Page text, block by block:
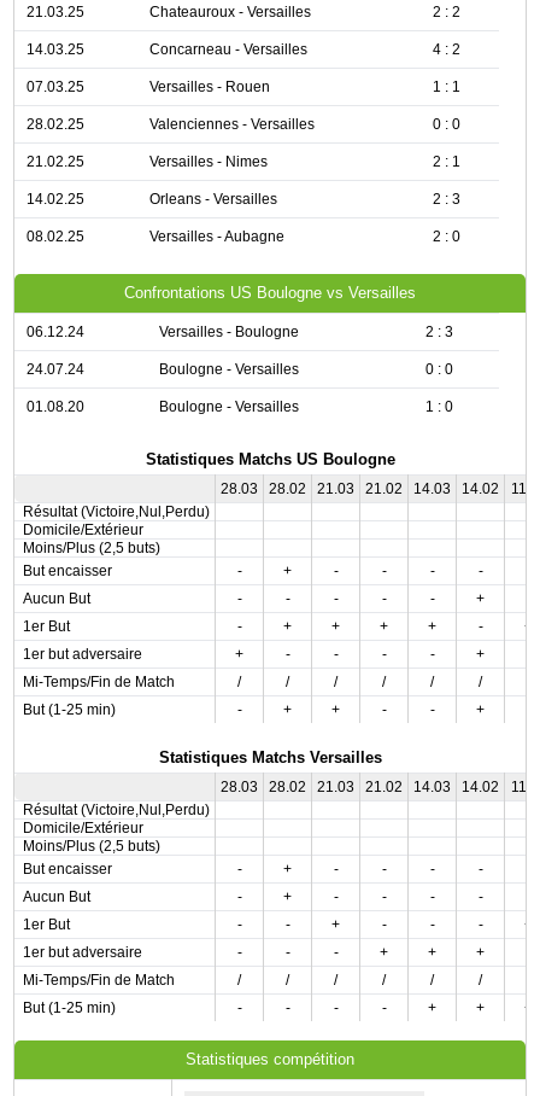
21.03.25 Chateauroux - Versailles 2 : 2
14.03.25 Concarneau - Versailles 4 : 2
07.03.25 Versailles - Rouen 1 : 1
28.02.25 Valenciennes - Versailles 0 : 0
21.02.25 Versailles - Nimes 2 : 1
14.02.25 Orleans - Versailles 2 : 3
08.02.25 Versailles - Aubagne 2 : 0
Confrontations US Boulogne vs Versailles
06.12.24 Versailles - Boulogne 2 : 3
24.07.24 Boulogne - Versailles 0 : 0
01.08.20 Boulogne - Versailles 1 : 0
Statistiques Matchs US Boulogne
28.03 28.02 21.03 21.02 14.03 14.02
Résultat (Victoire,Nul,Perdu)
Domicile/Extérieur
Moins/Plus (2,5 buts)
But encaisser
- + - - - -
Aucun But
- - - - - +
1er But
- + + + + -
+
1er but adversaire
+ - - - - +
Mi-Temps/Fin de Match
/ / / / / /
But (1-25 min)
- + + - - +
Statistiques Matchs Versailles
28.03 28.02 21.03 21.02 14.03 14.02
Résultat (Victoire,Nul,Perdu)
Domicile/Extérieur
Moins/Plus (2,5 buts)
But encaisser
- + - - - -
Aucun But
- + - - - -
1er But
- - + - - -
+
1er but adversaire
- - - + + +
Mi-Temps/Fin de Match
/ / / / / /
But (1-25 min)
- - - - + + +
Statistiques compétition